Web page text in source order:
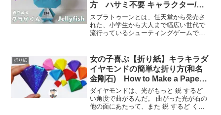
方 ハサミ不要 キャラクター/
Splatoon Jellyfish – How to
make
スプラトゥーンとは、任天堂から発売さ
れた、小学生から大人まで幅広い世代で
流行っているシューティングゲームで
面にインクを塗り、一番多くの地面を塗
ったチームが勝ちとい...
折り紙
女の子喜ぶ【折り紙】キラキラダ
イヤモンドの簡単な折り方(和名
金剛石) How to Make a Paper
Diamond – Simple Way【音声解
説あり】
ダイヤモンドは、光がもっと 鋭 するど
い角度で曲がるんだ。 曲がった光が石の
他の面にあたって、また 鋭 するど く曲